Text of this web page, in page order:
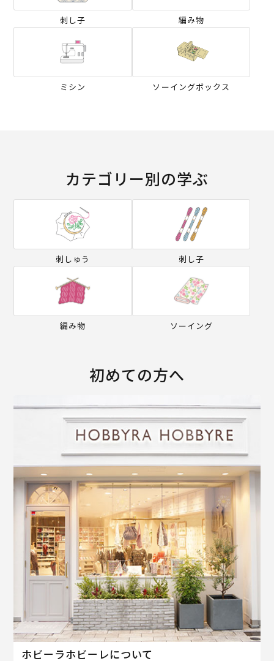
刺し子 編み物
ミシン ソーイングボックス
カテゴリー別の学ぶ
刺しゅう 刺し子
編み物 ソーイング
初めての方へ
ホビーラホビーレについて